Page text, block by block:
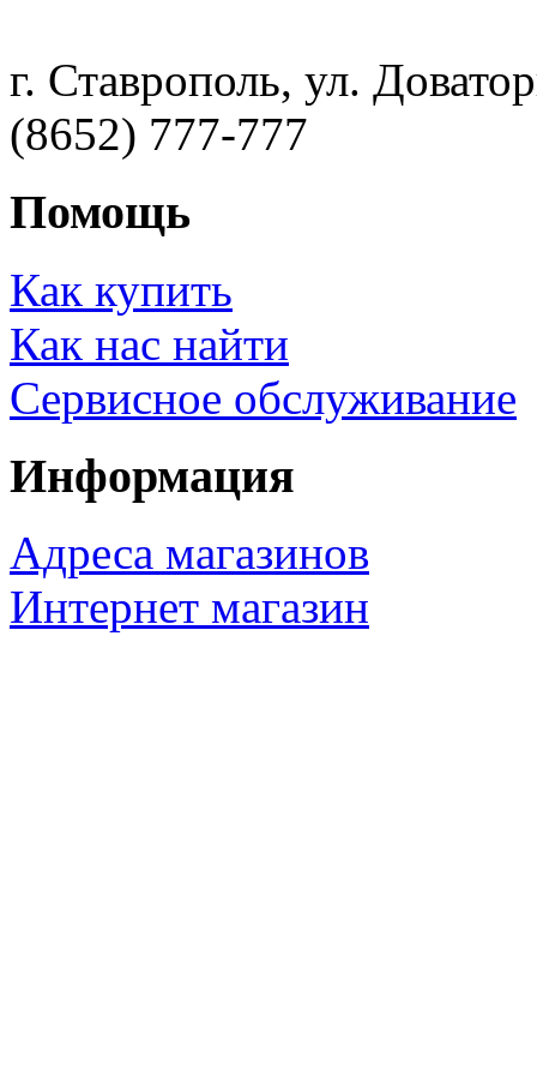
г. Ставрополь, ул.
(8652) 777-777
Помощь
Как купить
Как нас найти
Сервисное обслуживание
Информация
Адреса магазинов
Интернет магазин